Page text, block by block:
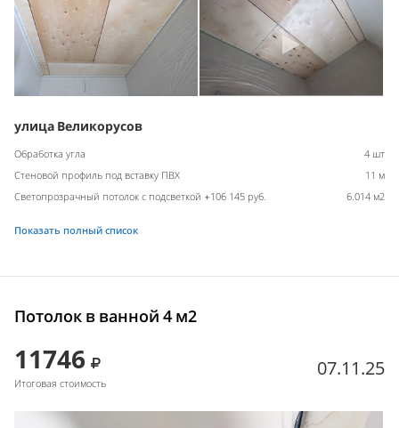
улица Великорусов
Обработка угла
4 шт
Стеновой профиль под вставку ПВХ
11 м
Светопрозрачный потолок с подсветкой +106 145 руб.
6.014 м2
Показать полный список
Потолок в ванной 4 м2
11746
Итоговая стоимость
07.11.25